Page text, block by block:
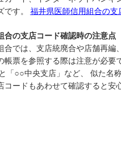
です。 福井県医師信用組合の支
合の支店コード確認時の注意点
合では、支店統廃合や店舗再編
帳票を参照する際は注意が必要
「○○中央支店」など、 似た名
コードもあわせて確認すると安